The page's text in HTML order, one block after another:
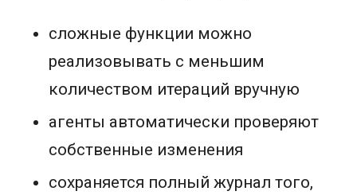
сложные функции можно
реализовывать с меньшим
количеством итераций вручную
агенты автоматически проверяют
собственные изменения
сохраняется полный журнал того,